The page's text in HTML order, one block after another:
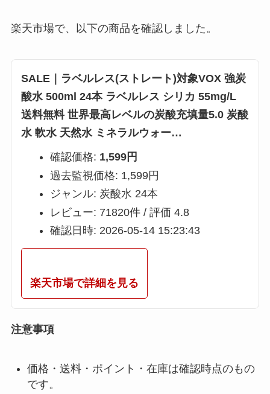
楽天市場で、以下の商品を確認しました。
SALE｜ラベルレス(ストレート)対象VOX 強炭
酸水 500ml 24本 ラベルレス シリカ 55mg/L
送料無料 世界最高レベルの炭酸充填量5.0 炭酸
水 軟水 天然水 ミネラルウォー…
確認価格: 1,599円
過去監視価格: 1,599円
ジャンル: 炭酸水 24本
レビュー: 71820件 / 評価 4.8
確認日時: 2026-05-14 15:23:43
楽天市場で詳細を見る
注意事項
価格・送料・ポイント・在庫は確認時点のもの
です。